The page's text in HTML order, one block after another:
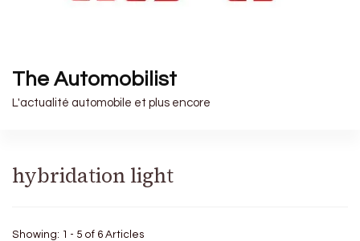
The Automobilist
L'actualité automobile et plus encore
hybridation light
Showing: 1 - 5 of 6 Articles